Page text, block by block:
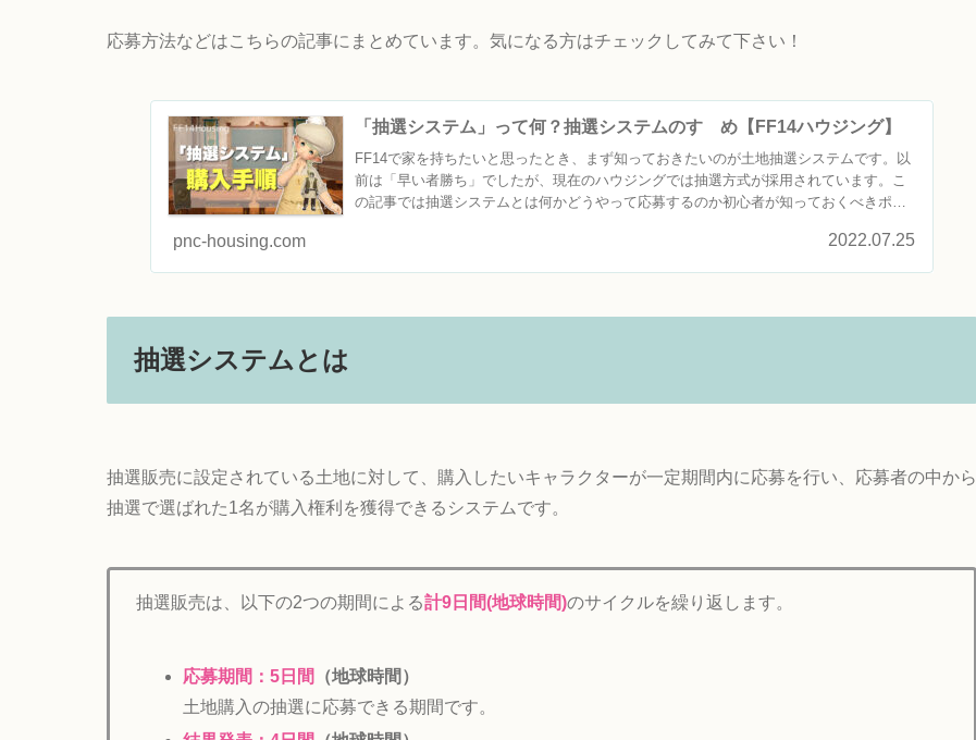
応募方法などはこちらの記事にまとめています。気になる方はチェックしてみて下さい！
「抽選システム」って何？抽選システムのすゝめ【FF14ハウジング】
FF14で家を持ちたいと思ったとき、まず知っておきたいのが土地抽選システムです。以
前は「早い者勝ち」でしたが、現在のハウジングでは抽選方式が採用されています。こ
の記事では抽選システムとは何かどうやって応募するのか初心者が知っておくべきポイ
pnc-housing.com 2022.07.25
抽選システムとは
抽選販売に設定されている土地に対して、購入したいキャラクターが一定期間内に応募を行い、応募者の中から
抽選で選ばれた1名が購入権利を獲得できるシステムです。
抽選販売は、以下の2つの期間による計9日間(地球時間)のサイクルを繰り返します。
応募期間：5日間
（地球時間）
土地購入の抽選に応募できる期間です。